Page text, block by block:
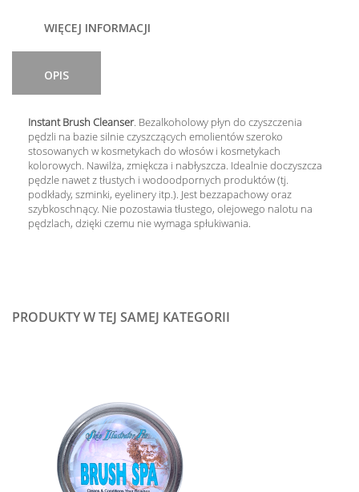
WIĘCEJ INFORMACJI
OPIS
Instant Brush Cleanser. Bezalkoholowy płyn do czyszczenia
pędzli na bazie silnie czyszczących emolientów szeroko
stosowanych w kosmetykach do włosów i kosmetykach
kolorowych. Nawilża, zmiękcza i nabłyszcza. Idealnie doczyszcza
pędzle nawet z tłustych i wodoodpornych produktów (tj.
podkłady, szminki, eyelinery itp.). Jest bezzapachowy oraz
szybkoschnący. Nie pozostawia tłustego, olejowego nalotu na
pędzlach, dzięki czemu nie wymaga spłukiwania.
PRODUKTY W TEJ SAMEJ KATEGORII